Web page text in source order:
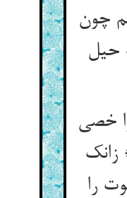
چون
حیل
خصی
را